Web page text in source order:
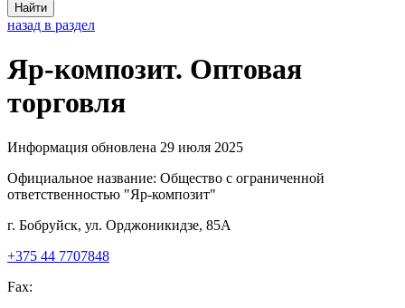
Найти
назад в раздел
Яр-композит. Оптовая
торговля
Информация обновлена 29 июля 2025
Официальное название: Общество с ограниченной
ответственностью "Яр-композит"
г. Бобруйск, ул. Орджоникидзе, 85А
+375 44 7707848
Fax: